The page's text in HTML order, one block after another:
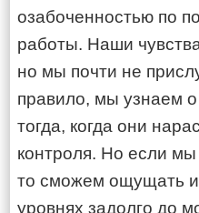
озабоченностью по
работы. Наши
но мы почти не
правило, мы узнаем
тогда, когда они
контроля. Но если
то сможем ощущать
уровнях задолго до